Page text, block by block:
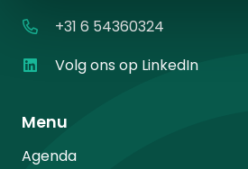
+31 6 54360324
Volg ons op LinkedIn
Menu
Agenda